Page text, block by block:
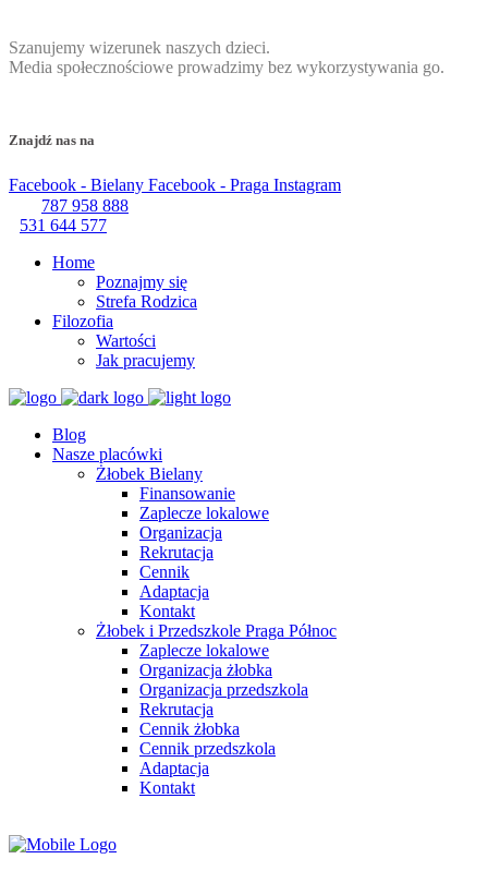
Szanujemy wizerunek naszych dzieci.
Media społecznościowe prowadzimy bez wykorzystywania go.
Znajdź nas na
Facebook - Bielany Facebook - Praga Instagram
787 958 888
531 644 577
Home
Poznajmy się
Strefa Rodzica
Filozofia
Wartości
Jak pracujemy
Blog
Nasze placówki
Żłobek Bielany
Finansowanie
Zaplecze lokalowe
Organizacja
Rekrutacja
Cennik
Adaptacja
Kontakt
Żłobek i Przedszkole Praga Północ
Zaplecze lokalowe
Organizacja żłobka
Organizacja przedszkola
Rekrutacja
Cennik żłobka
Cennik przedszkola
Adaptacja
Kontakt